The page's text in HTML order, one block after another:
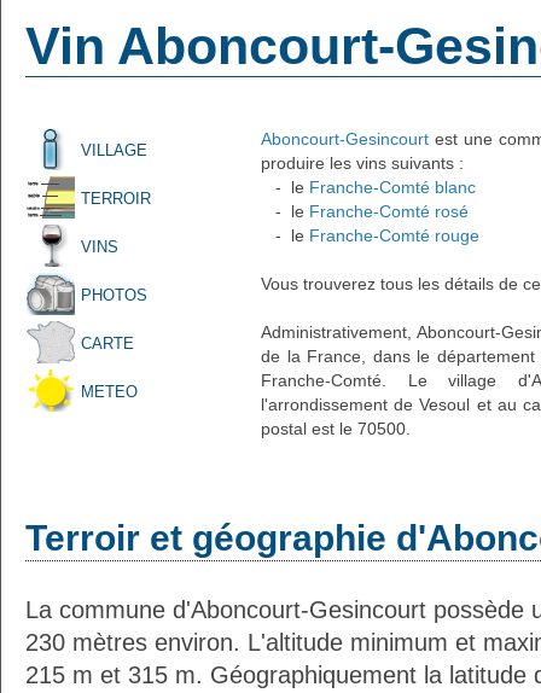
Vin Aboncourt-
VILLAGE
TERROIR
VINS
PHOTOS
CARTE
METEO
Aboncourt-Gesincourt est une
produire les vins suivants :
- le Franche-Comté blanc
- le Franche-Comté rosé
- le Franche-Comté rouge
Vous trouverez tous les détails de
Administrativement, Aboncourt-
de la France, dans le
Franche-Comté. Le village
l'arrondissement de Vesoul et au
postal est le 70500.
Terroir et géographie
La commune d'Aboncourt-Gesincourt possède
230 mètres environ. L'altitude minimum et
215 m et 315 m. Géographiquement la latitude